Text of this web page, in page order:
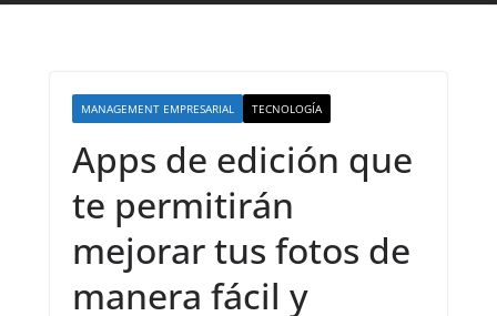
MANAGEMENT EMPRESARIAL TECNOLOGÍA
Apps de edición que
te permitirán
mejorar tus fotos de
manera fácil y